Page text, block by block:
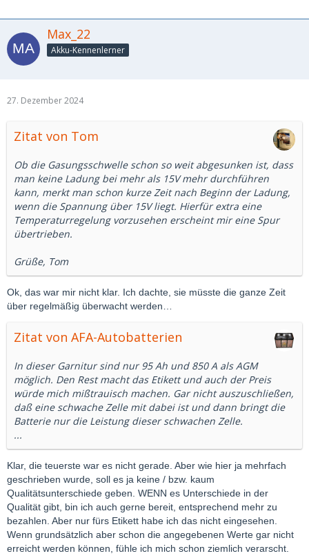
Max_22
Akku-Kennenlerner
27. Dezember 2024
Zitat von Tom
Ob die Gasungsschwelle schon so weit abgesunken ist, dass
man keine Ladung bei mehr als 15V mehr durchführen
kann, merkt man schon kurze Zeit nach Beginn der Ladung,
wenn die Spannung über 15V liegt. Hierfür extra eine
Temperaturregelung vorzusehen erscheint mir eine Spur
übertrieben.
Grüße, Tom
Ok, das war mir nicht klar. Ich dachte, sie müsste die ganze Zeit
über regelmäßig überwacht werden…
Zitat von AFA-Autobatterien
In dieser Garnitur sind nur 95 Ah und 850 A als AGM
möglich. Den Rest macht das Etikett und auch der Preis
würde mich mißtrauisch machen. Gar nicht auszuschließen,
daß eine schwache Zelle mit dabei ist und dann bringt die
Batterie nur die Leistung dieser schwachen Zelle.
...
Klar, die teuerste war es nicht gerade. Aber wie hier ja mehrfach
geschrieben wurde, soll es ja keine / bzw. kaum
Qualitätsunterschiede geben. WENN es Unterschiede in der
Qualität gibt, bin ich auch gerne bereit, entsprechend mehr zu
bezahlen. Aber nur fürs Etikett habe ich das nicht eingesehen.
Wenn grundsätzlich aber schon die angegebenen Werte gar nicht
erreicht werden können, fühle ich mich schon ziemlich verarscht.